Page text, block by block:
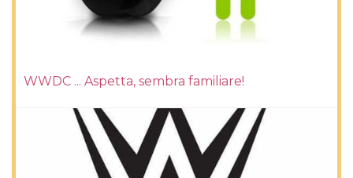
WWDC ... Aspetta, sembra familiare!